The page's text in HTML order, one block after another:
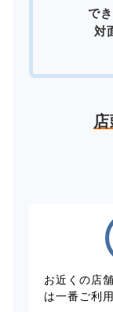
で
対
お近くの店
は一番ご利